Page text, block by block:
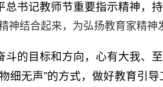
总书记教师节重要指示精神，
神结合起来， 为弘扬教育家精神
的目标和方向，心有大我、
细无声”的方式，做好教育引